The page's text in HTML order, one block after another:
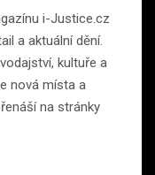
i-Justice.cz
a aktuální dění.
kultuře a
nová místa a
na stránky